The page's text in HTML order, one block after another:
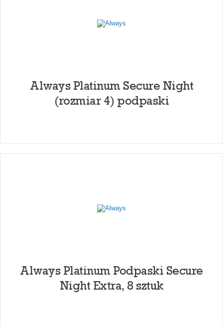
Always Platinum Secure Night
(rozmiar 4) podpaski
Always Platinum Podpaski Secure
Night Extra, 8 sztuk